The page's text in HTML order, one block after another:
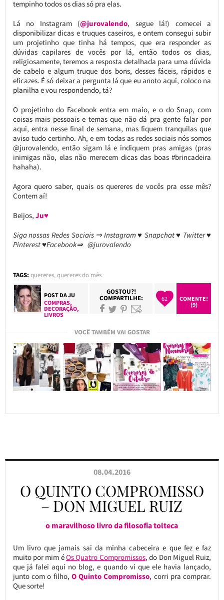
tempinho todos os dias só pra elas.
Lá no Instagram (@jurovalendo, segue lá!) comecei a
disponibilizar dicas e truques caseiros, e ontem consegui subir
um projetinho que tinha há tempos, que era responder as
dúvidas capilares de vocês por lá, então todos os dias,
religiosamente, teremos a resposta detalhada para uma dúvida
de cabelo e algum truque dos bons, desses fáceis, rápidos e
eficazes. É só deixar a pergunta lá que eu anoto aqui, coloco na
planilha e vou respondendo, tá?
O projetinho do Facebook entra em maio, e o do Snap, com
coisas mais pessoais e temas que não dá pra gente falar por
aqui, entra nesse final de semana, mas fiquem tranquilas que
aviso tudo certinho. Ah, e em todas as redes sociais nós somos
@jurovalendo, então sigam lá e indiquem pras amigas (pras
inimigas não, elas não merecem dicas das boas #brincadeira
hahaha).
Agora quero saber, quais os quereres de vocês pra esse mês?
Contem aí!
Beijos, Ju♥
Siga nossas Redes Sociais ⇒ Instagram ♥ Snapchat ♥ Twitter ♥
Pinterest ♥Facebook⇒ @jurovalendo
TAGS: quereres,quereres do mês
POST DAJU
COMPRAS,
DECORAÇÃO,
LIVROS
GOSTOU?!
COMPARTILHE: 62
COMENTE!
(9)
VOCÊ TAMBÉM VAI GOSTAR
08.04.2016
O QUINTO COMPROMISSO
– DON MIGUEL RUIZ
o maravilhoso livro da filosofia tolteca
Um livro que jamais sai da minha cabeceira e que fez e faz
muito por mim éOs Quatro Compromissos, do Don Miguel Ruiz,
que já falei aqui no blog, e quando vi que ele havia lançado,
junto com o filho, O Quinto Compromisso, corri pra comprar.
Que sorte!